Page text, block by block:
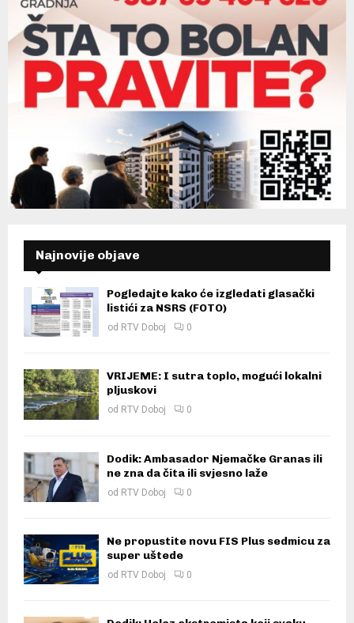
Najnovije objave
Pogledajte kako će izgledati glasački
listići za NSRS (FOTO)
od RTV Doboj 0
VRIJEME: I sutra toplo, mogući lokalni
pljuskovi
od RTV Doboj 0
Dodik: Ambasador Njemačke Granas ili
ne zna da čita ili svjesno laže
od RTV Doboj 0
Ne propustite novu FIS Plus sedmicu za
super uštede
od RTV Doboj 0